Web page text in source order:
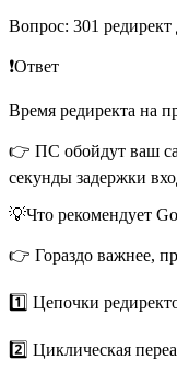
Вопрос: 301 редирект
❗️Ответ
Время редиректа на
👉 ПС обойдут ваш
секунды задержки
💡Что рекомендует
👉 Гораздо важнее,
1️⃣ Цепочки
2️⃣ Циклическая